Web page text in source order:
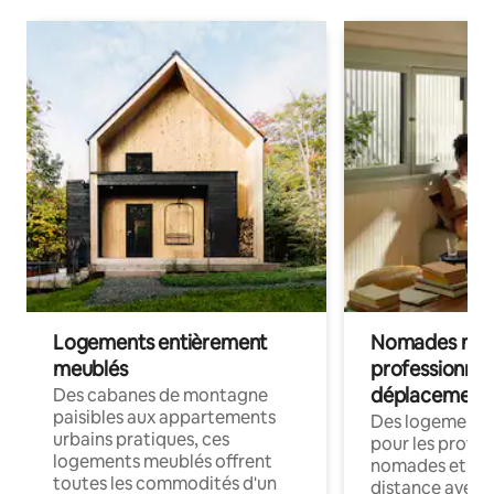
Logements entièrement
meublés
Des cabanes de montagne
paisibles aux appartements
urbains pratiques, ces
logements meublés offrent
toutes les commodités d'un
Nomades
déplacement
Des
pour les
nomades et
distance avec